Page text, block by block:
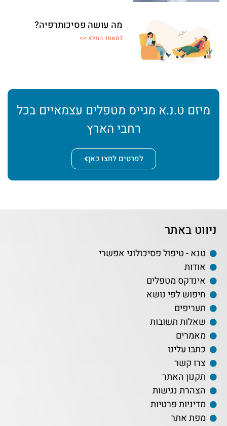
מה עושה פסיכותרפיה?
למאמר המלא >>
מיזם ט.נ.א מגייס מטפלים עצמאיים בכל
רחבי הארץ
לפרטים לחצו כאן
ניווט באתר
טנא - טיפול פסיכולוגי אפשרי
אודות
אינדקס מטפלים
חיפוש לפי נושא
תעריפים
שאלות תשובות
מאמרים
כתבו עלינו
צרו קשר
תקנון האתר
הצהרת נגישות
מדיניות פרטיות
מפת אתר